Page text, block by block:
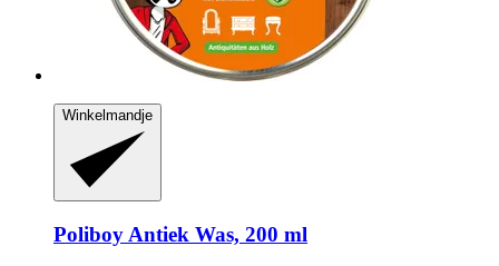
Winkelmandje
Poliboy Antiek Was, 200 ml